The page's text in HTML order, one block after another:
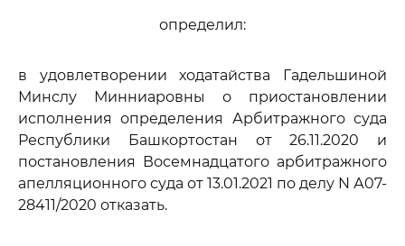
определил:
в удовлетворении ходатайства Гадельшиной
Минслу Минниаровны о приостановлении
исполнения определения Арбитражного суда
Республики Башкортостан от 26.11.2020 и
постановления Восемнадцатого арбитражного
апелляционного суда от 13.01.2021 по делу N А07-
28411/2020 отказать.